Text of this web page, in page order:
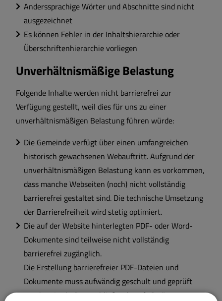
Anderssprachige Wörter und Abschnitte sind nicht
ausgezeichnet
Es können Fehler in der Inhaltshierarchie oder
Überschriftenhierarchie vorliegen
Unverhältnismäßige Belastung
Folgende Inhalte werden nicht barrierefrei zur
Verfügung gestellt, weil dies für uns zu einer
unverhältnismäßigen Belastung führen würde:
Die Gemeinde verfügt über einen umfangreichen
historisch gewachsenen Webauftritt. Aufgrund der
unverhältnismäßigen Belastung kann es vorkommen,
dass manche Webseiten (noch) nicht vollständig
barrierefrei gestaltet sind. Die technische Umsetzung
der Barrierefreiheit wird stetig optimiert.
Die auf der Website hinterlegten PDF- oder Word-
Dokumente sind teilweise nicht vollständig
barrierefrei zugänglich.
Die Erstellung barrierefreier PDF-Dateien und
Dokumente muss aufwändig geschult und geprüft
werden. Auch die anschließende aufwändige